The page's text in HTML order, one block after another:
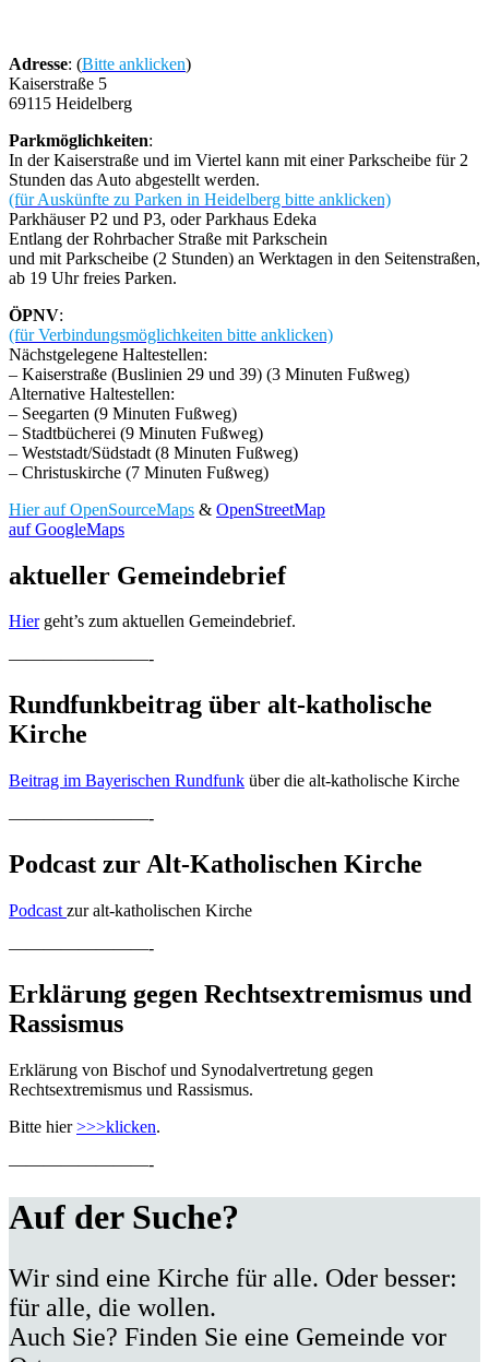
Adresse: (Bitte anklicken)
Kaiserstraße 5
69115 Heidelberg
Parkmöglichkeiten:
In der Kaiserstraße und im Viertel kann mit einer Parkscheibe für 2
Stunden das Auto abgestellt werden.
(für Auskünfte zu Parken in Heidelberg bitte anklicken)
Parkhäuser P2 und P3, oder Parkhaus Edeka
Entlang der Rohrbacher Straße mit Parkschein
und mit Parkscheibe (2 Stunden) an Werktagen in den Seitenstraßen,
ab 19 Uhr freies Parken.
ÖPNV:
(für Verbindungsmöglichkeiten bitte anklicken)
Nächstgelegene Haltestellen:
– Kaiserstraße (Buslinien 29 und 39) (3 Minuten Fußweg)
Alternative Haltestellen:
– Seegarten (9 Minuten Fußweg)
– Stadtbücherei (9 Minuten Fußweg)
– Weststadt/Südstadt (8 Minuten Fußweg)
– Christuskirche (7 Minuten Fußweg)
Hier auf OpenSourceMaps & OpenStreetMap
auf GoogleMaps
aktueller Gemeindebrief
Hiergeht’s zum aktuellen Gemeindebrief.
————————-
Rundfunkbeitrag über alt-katholische
Kirche
Beitrag im Bayerischen Rundfunk über die alt-katholische Kirche
————————-
Podcast zur Alt-Katholischen Kirche
Podcast zur alt-katholischen Kirche
————————-
Erklärung gegen Rechtsextremismus und
Rassismus
Erklärung von Bischof und Synodalvertretung gegen
Rechtsextremismus und Rassismus.
Bitte hier >>>klicken.
————————-
Auf der Suche?
Wir sind eine Kirche für alle. Oder besser:
für alle, die wollen.
Auch Sie? Finden Sie eine Gemeinde vor